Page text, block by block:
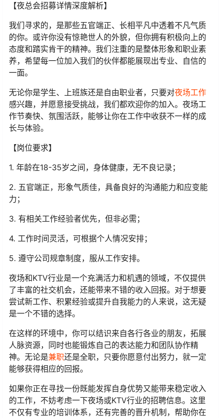
【夜总会招募详情深度解析】
我们寻求的，是那些五官端正、长相平凡中透着不凡气质
的你。或许你没有惊艳世人的外貌，但你拥有积极向上的
态度和踏实肯干的精神。我们注重的是整体形象和职业素
养，希望每一位加入我们的伙伴都能展现出专业、自信的
一面。
无论你是学生、上班族还是自由职业者，只要对夜场工作
感兴趣，并愿意接受挑战，我们都欢迎你的加入。夜场工
作节奏快、氛围活跃，能够让你在工作中收获不一样的成
长与体验。
【岗位要求】
1. 年龄在18-35岁之间，身体健康，无不良记录；
2. 五官端正，形象气质佳，具备良好的沟通能力和应变能
力；
3. 有相关工作经验者优先，但非必需；
4. 工作时间灵活，可根据个人情况安排；
5. 遵守公司规章制度，服从工作安排。
夜场和KTV行业是一个充满活力和机遇的领域，不仅提供
了丰富的社交机会，还能带来不错的收入回报。对于想要
尝试新工作、积累经验或提升自我能力的人来说，这无疑
是一个不错的选择。
在这样的环境中，你可以结识来自各行各业的朋友，拓展
人脉资源，同时也能锻炼自己的表达能力和团队协作精
神。无论是兼职还是全职，只要你愿意付出努力，就一定
能够获得相应的回报。
如果你正在寻找一份既能发挥自身优势又能带来稳定收入
的工作，不妨考虑一下夜场或KTV行业的招聘信息。这里
不仅有专业的培训体系，还有完善的晋升机制，帮助你在